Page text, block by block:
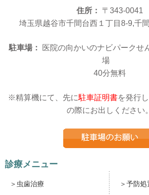
住所：
〒343-0041
埼玉県越谷市千間台西１丁目8-9,千
駐車場：
医院の向かいのナビパークせ
場
40分無料
※精算機にて、先に駐車証明書を発行
の際にお出しください。
診療メニュー
＞虫歯治療 ＞予防処